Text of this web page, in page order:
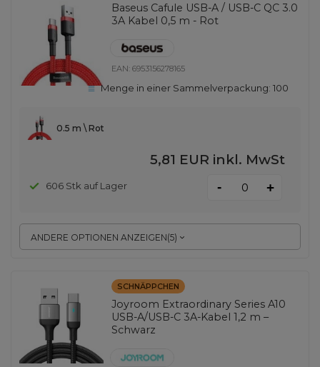
Baseus Cafule USB-A / USB-C QC 3.0
3A Kabel 0,5 m - Rot
EAN:6953156278165
Menge in einer Sammelverpackung:100
ANDERE OPTIONEN ANZEIGEN(5)
0.5 m \ Rot
5,81 EUR inkl. MwSt
606 Stk auf Lager - +
SCHNÄPPCHEN
Joyroom Extraordinary Series A10
USB-A/USB-C 3A-Kabel 1,2 m –
Schwarz